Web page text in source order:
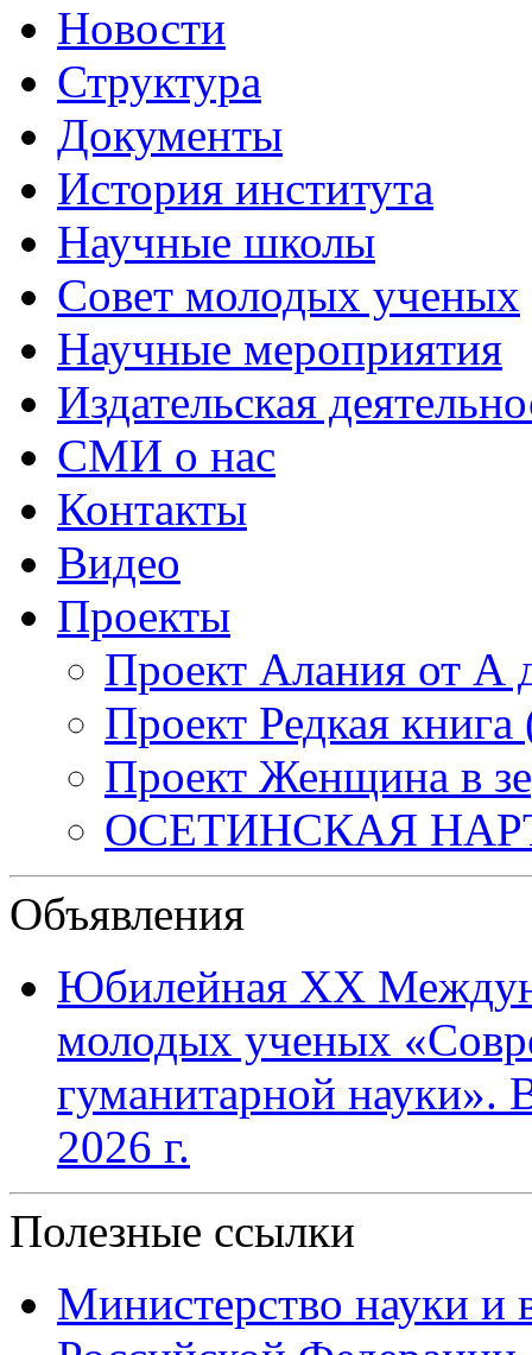
Новости
Структура
Документы
История института
Научные школы
Совет молодых ученых
Научные мероприятия
Издательская
СМИ о нас
Контакты
Видео
Проекты
Проект Алания от А
Проект Редкая
Проект Женщина в
ОСЕТИНСКАЯ
Объявления
Юбилейная XХ
молодых ученых
гуманитарной науки».
2026 г.
Полезные ссылки
Министерство науки и